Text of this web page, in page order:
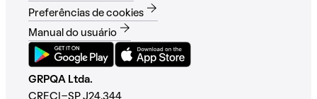
Preferências de cookies
Manual do usuário
GRPQA Ltda.